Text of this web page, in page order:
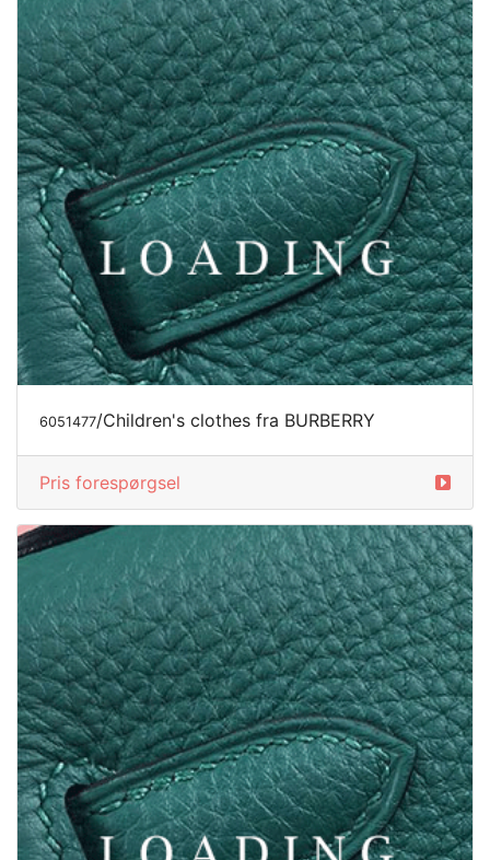
6051477/Children's clothes fra BURBERRY
Pris forespørgsel